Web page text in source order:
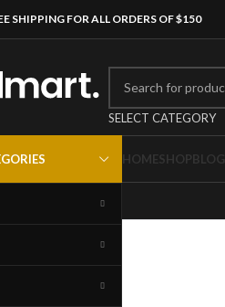
SHIPPING FOR ALL ORDERS OF $150
SELECT CATEGORY
HOMESHOPBLOG